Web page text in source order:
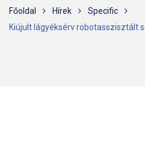
Főoldal Hírek
Specific
Kiújult lágyéksérv robotasszisztált